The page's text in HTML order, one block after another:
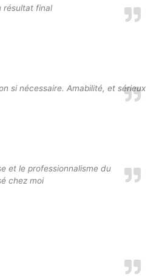
résultat final
si nécessaire. Amabilité, et sérieux
et le professionnalisme du
chez moi